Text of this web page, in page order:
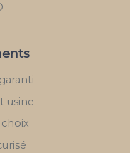
usine